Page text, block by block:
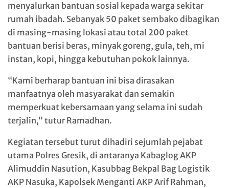
menyalurkan bantuan sosial kepada warga sekitar
rumah ibadah. Sebanyak 50 paket sembako dibagikan
di masing-masing lokasi atau total 200 paket
bantuan berisi beras, minyak goreng, gula, teh, mi
instan, kopi, hingga kebutuhan pokok lainnya.
“Kami berharap bantuan ini bisa dirasakan
manfaatnya oleh masyarakat dan semakin
memperkuat kebersamaan yang selama ini sudah
terjalin,” tutur Ramadhan.
Kegiatan tersebut turut dihadiri sejumlah pejabat
utama Polres Gresik, di antaranya Kabaglog AKP
Alimuddin Nasution, Kasubbag Bekpal Bag Logistik
AKP Nasuka, Kapolsek Menganti AKP Arif Rahman,